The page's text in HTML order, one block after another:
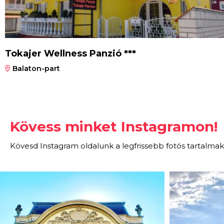
Tokajer Wellness Panzió ***
Balaton-part
Kövess minket Instagramon!
Kövesd Instagram oldalunk a legfrissebb fotós